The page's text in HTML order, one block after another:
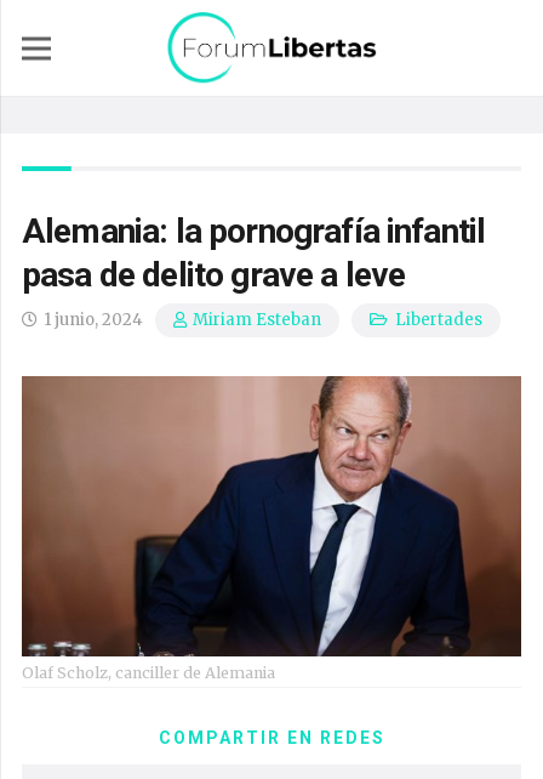
Alemania: la pornografía infantil
pasa de delito grave a leve
1 junio, 2024 Miriam Esteban Libertades
Olaf Scholz, canciller de Alemania
COMPARTIR EN REDES